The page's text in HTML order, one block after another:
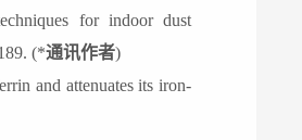
for indoor dust
(*通讯作者)
and attenuates its iron-